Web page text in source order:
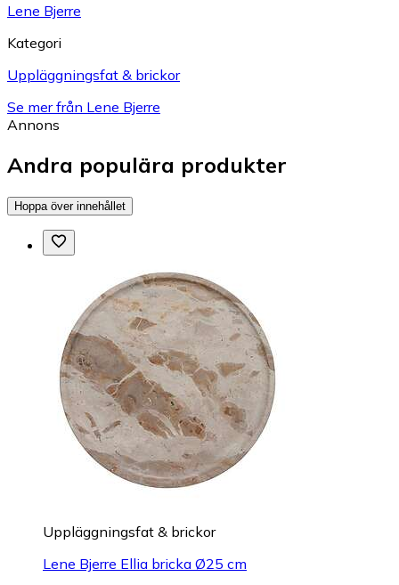
Lene Bjerre
Kategori
Uppläggningsfat & brickor
Se mer från Lene Bjerre
Annons
Andra populära produkter
Hoppa över innehållet
Uppläggningsfat & brickor
Lene Bjerre Ellia bricka Ø25 cm